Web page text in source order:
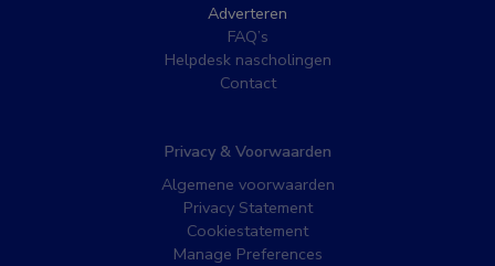
Adverteren
FAQ’s
Helpdesk nascholingen
Contact
Privacy & Voorwaarden
Algemene voorwaarden
Privacy Statement
Cookiestatement
Manage Preferences